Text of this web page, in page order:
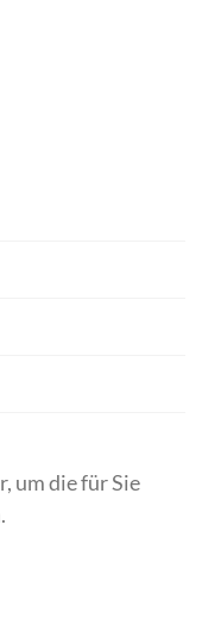
um die für Sie